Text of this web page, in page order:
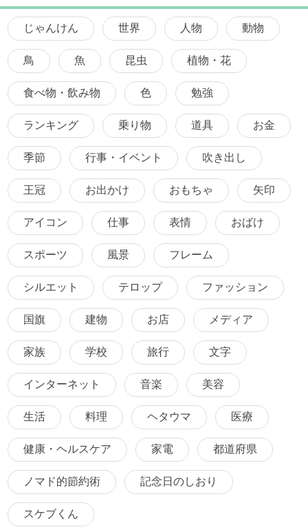
じゃんけん 世界 人物 動物
鳥 魚 昆虫 植物・花
食べ物・飲み物 色 勉強
ランキング 乗り物 道具 お金
季節 行事・イベント 吹き出し
王冠 お出かけ おもちゃ 矢印
アイコン 仕事 表情 おばけ
スポーツ 風景 フレーム
シルエット テロップ ファッション
国旗 建物 お店 メディア
家族 学校 旅行 文字
インターネット 音楽 美容
生活 料理 ヘタウマ 医療
健康・ヘルスケア 家電 都道府県
ノマド的節約術 記念日のしおり
スケブくん